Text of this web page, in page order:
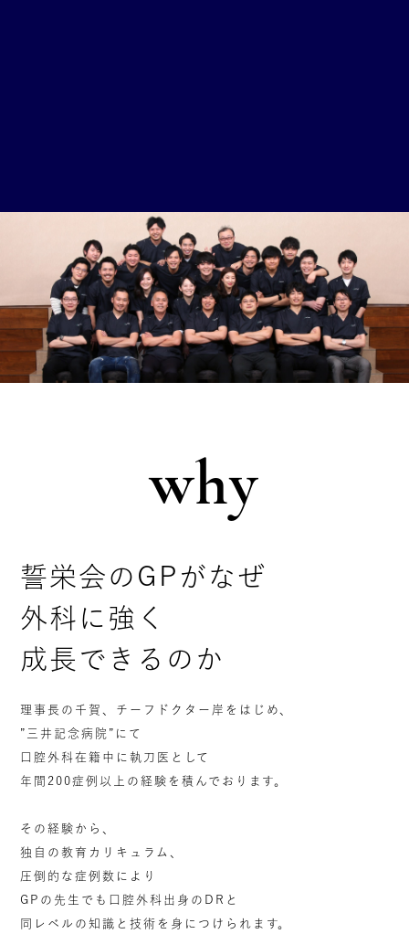
why
誓栄会のGPがなぜ
外科に強く
成長できるのか
理事長の千賀、チーフドクター岸をはじめ、
”三井記念病院”にて
口腔外科在籍中に執刀医として
年間200症例以上の経験を積んでおります。
その経験から、
独自の教育カリキュラム、
圧倒的な症例数により
GPの先生でも口腔外科出身のDRと
同レベルの知識と技術を身につけられます。